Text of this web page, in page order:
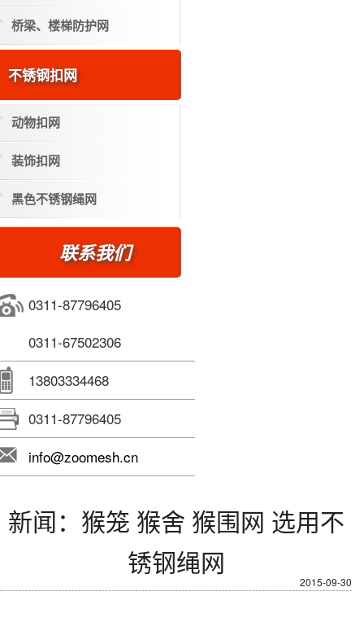
桥梁、楼梯防护网
不锈钢扣网
动物扣网
装饰扣网
黑色不锈钢绳网
联系我们
0311-87796405
0311-67502306
13803334468
0311-87796405
info@zoomesh.cn
新闻：猴笼 猴舍 猴围网 选用不
锈钢绳网
2015-09-30